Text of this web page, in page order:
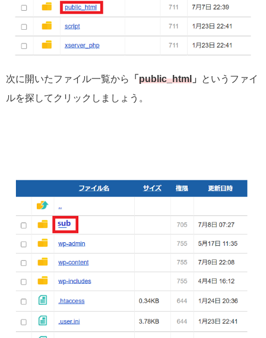
次に開いたファイル一覧から 「 public_html 」
というファイ
ルを探してクリックしましょう。